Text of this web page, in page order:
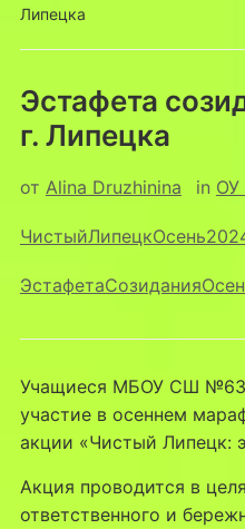
Липецка
Эстафета
г. Липецка
от Alina Druzhinina in
Учащиеся МБОУ СШ №63
участие в осеннем
акции «Чистый Липецк:
Акция проводится в
ответственного и